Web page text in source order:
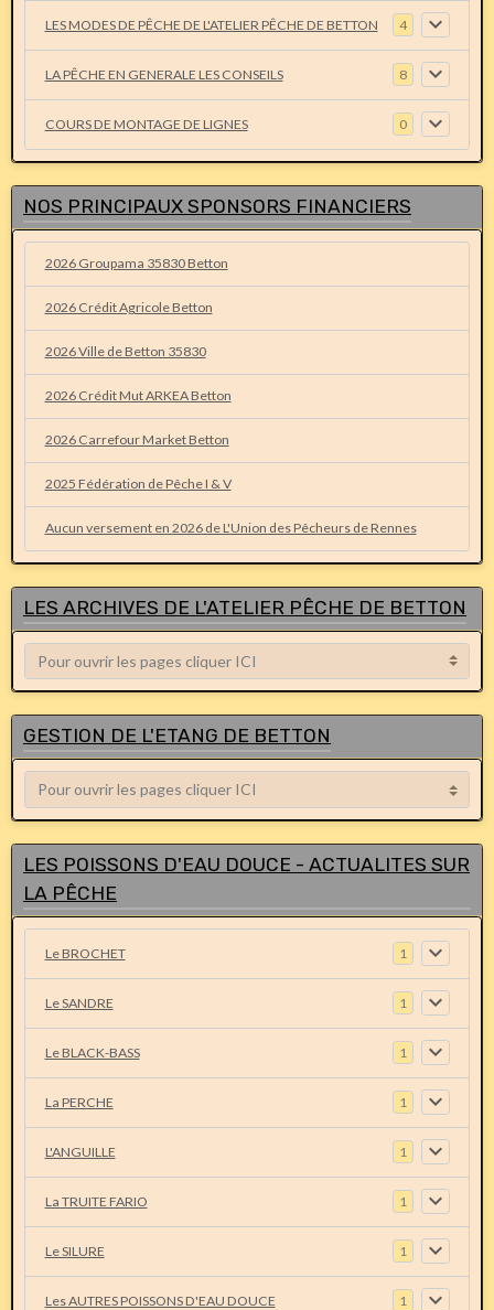
LES MODES DE PÊCHE DE L'ATELIER PÊCHE DE BETTON 4
LA PÊCHE EN GENERALE LES CONSEILS 8
COURS DE MONTAGE DE LIGNES 0
NOS PRINCIPAUX SPONSORS FINANCIERS
2026 Groupama 35830 Betton
2026 Crédit Agricole Betton
2026 Ville de Betton 35830
2026 Crédit Mut ARKEA Betton
2026 Carrefour Market Betton
2025 Fédération de Pêche I & V
Aucun versement en 2026 de L'Union des Pêcheurs de Rennes
LES ARCHIVES DE L'ATELIER PÊCHE DE BETTON
GESTION DE L'ETANG DE BETTON
LES POISSONS D'EAU DOUCE - ACTUALITES SUR
LA PÊCHE
Le BROCHET 1
Le SANDRE 1
Le BLACK-BASS 1
La PERCHE 1
L'ANGUILLE 1
La TRUITE FARIO 1
Le SILURE 1
Les AUTRES POISSONS D'EAU DOUCE 1